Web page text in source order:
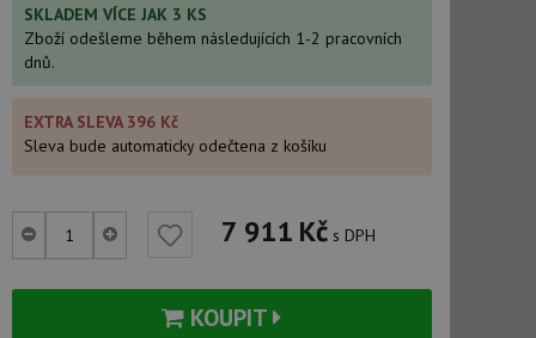
SKLADEM VÍCE JAK 3 KS
Zboží odešleme během následujících 1-2 pracovních
dnů.
EXTRA SLEVA 396 Kč
Sleva bude automaticky odečtena z košíku
7 911 Kč s DPH
KOUPIT